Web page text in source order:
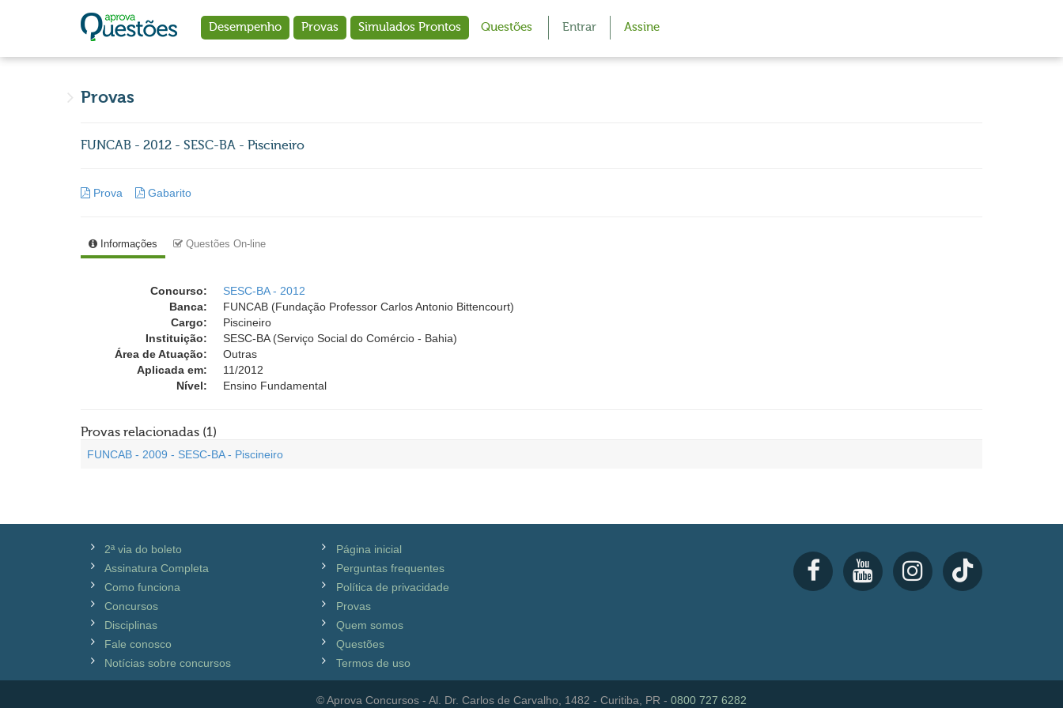
Desempenho Provas Simulados Prontos Questões Entrar Assine
Provas
FUNCAB - 2012 - SESC-BA - Piscineiro
Prova Gabarito
Informações Questões On-line
Concurso:
SESC-BA - 2012
Banca:
FUNCAB (Fundação Professor Carlos Antonio Bittencourt)
Cargo:
Piscineiro
Instituição:
SESC-BA (Serviço Social do Comércio - Bahia)
Área de Atuação:
Outras
Aplicada em:
11/2012
Nível:
Ensino Fundamental
Provas relacionadas (1)
FUNCAB - 2009 - SESC-BA - Piscineiro
2ª via do boleto
Assinatura Completa
Como funciona
Concursos
Disciplinas
Fale conosco
Notícias sobre concursos
Página inicial
Perguntas frequentes
Política de privacidade
Provas
Quem somos
Questões
Termos de uso
© Aprova Concursos - Al. Dr. Carlos de Carvalho, 1482 - Curitiba, PR - 0800 727 6282